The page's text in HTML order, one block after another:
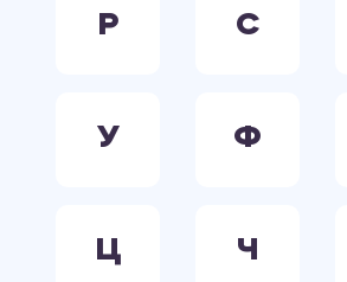
Р С
У Ф
Ц Ч